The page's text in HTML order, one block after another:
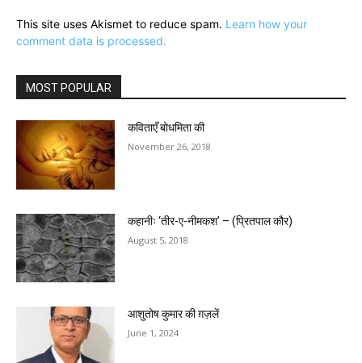
This site uses Akismet to reduce spam. Learn how your
comment data is processed.
MOST POPULAR
कविताएँ बोधमिता की
November 26, 2018
कहानीः ‘तीर-ए-नीमकश’ – (प्रितपाल कौर)
August 5, 2018
आशुतोष कुमार की ग़ज़लें
June 1, 2024